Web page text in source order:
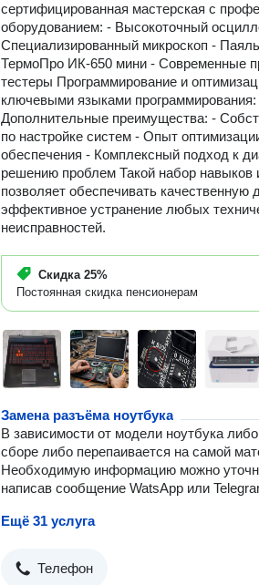
сертифицированная мастерская с
оборудованием: - Высокоточный
Специализированный микроскоп -
ТермоПро ИК-650 мини - Современные
тестеры Программирование и
ключевыми языками
Дополнительные преимущества: -
по настройке систем - Опыт
обеспечения - Комплексный подход к
решению проблем Такой набор навыков
позволяет обеспечивать качественную
эффективное устранение любых
неисправностей.
Скидка 25%
Постоянная скидка пенсионерам
Замена разъёма ноутбука
В зависимости от модели ноутбука
сборе либо перепаивается на самой
Необходимую информацию можно
написав сообщение WatsApp или
Ещё 31 услуга
Телефон